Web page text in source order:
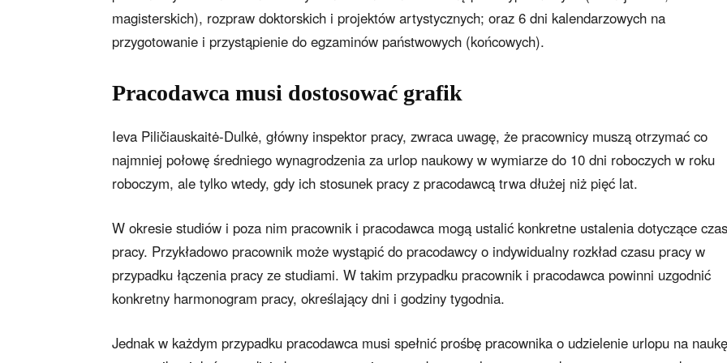
magisterskich), rozpraw doktorskich i projektów artystycznych; oraz 6 dni kalendarzowych na
przygotowanie i przystąpienie do egzaminów państwowych (końcowych).
Pracodawca musi dostosować grafik
Ieva Piličiauskaitė-Dulkė, główny inspektor pracy, zwraca uwagę, że pracownicy muszą otrzymać co
najmniej połowę średniego wynagrodzenia za urlop naukowy w wymiarze do 10 dni roboczych w roku
roboczym, ale tylko wtedy, gdy ich stosunek pracy z pracodawcą trwa dłużej niż pięć lat.
W okresie studiów i poza nim pracownik i pracodawca mogą ustalić konkretne ustalenia dotyczące
pracy. Przykładowo pracownik może wystąpić do pracodawcy o indywidualny rozkład czasu pracy w
przypadku łączenia pracy ze studiami. W takim przypadku pracownik i pracodawca powinni uzgodnić
konkretny harmonogram pracy, określający dni i godziny tygodnia.
Jednak w każdym przypadku pracodawca musi spełnić prośbę pracownika o udzielenie urlopu na naukę